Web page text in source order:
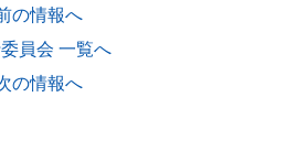
の情報へ
員会 一覧へ
の情報へ